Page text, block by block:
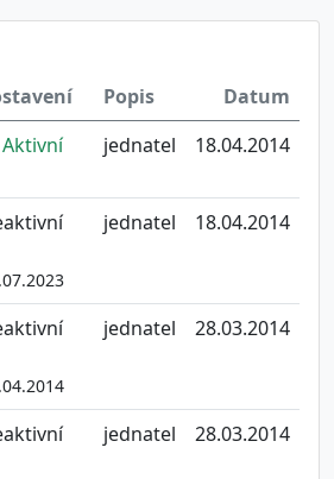
Popis
Datum
Aktivní jednatel 18.04.2014
jednatel 18.04.2014
jednatel 28.03.2014
jednatel 28.03.2014